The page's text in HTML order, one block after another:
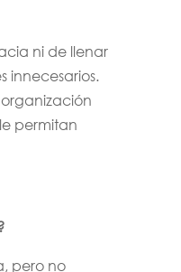
ni de llenar
innecesarios.
permitan
pero no